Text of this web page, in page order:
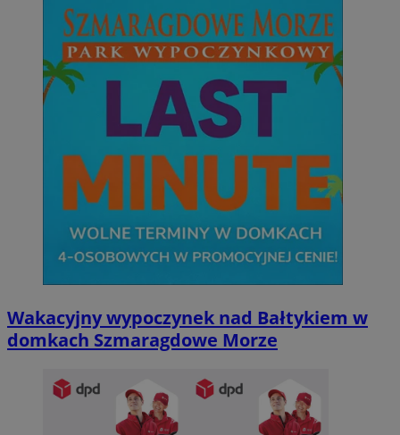
Wakacyjny wypoczynek nad Bałtykiem w
domkach Szmaragdowe Morze